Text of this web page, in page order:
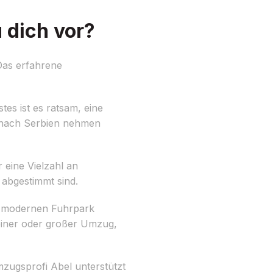
dich vor?
erfahrene
ist es ratsam, eine
Serbien nehmen
eine Vielzahl an
sind.
Fuhrpark
oder großer Umzug,
Abel unterstützt